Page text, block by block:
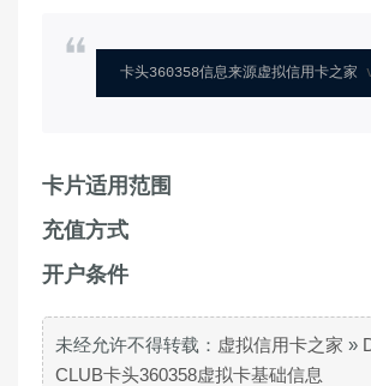
卡头360358信息来源虚拟信用卡之家
卡片适用范围
充值方式
开户条件
未经允许不得转载： 虚拟信用卡之家 »
CLUB卡头360358虚拟卡基础信息